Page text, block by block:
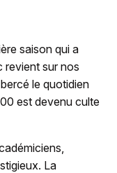
saison qui a
revient sur nos
le quotidien
est devenu culte
La